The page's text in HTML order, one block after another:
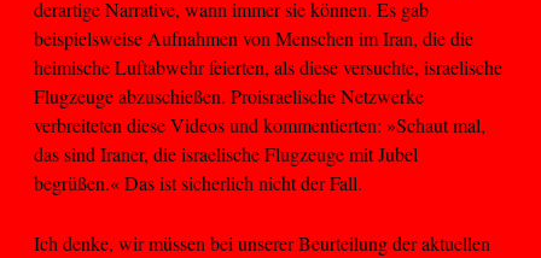
derartige Narrative, wann immer sie können. Es gab
beispielsweise Aufnahmen von Menschen im Iran, die die
heimische Luftabwehr feierten, als diese versuchte, israelische
Flugzeuge abzuschießen. Proisraelische Netzwerke
verbreiteten diese Videos und kommentierten: »Schaut mal,
das sind Iraner, die israelische Flugzeuge mit Jubel
begrüßen.« Das ist sicherlich nicht der Fall.
Ich denke, wir müssen bei unserer Beurteilung der aktuellen